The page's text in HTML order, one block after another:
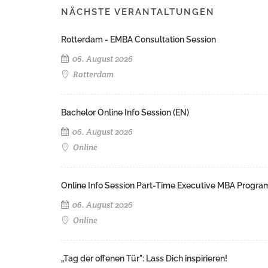
NÄCHSTE VERANTALTUNGEN
Rotterdam - EMBA Consultation Session
06. August 2026
Rotterdam
Bachelor Online Info Session (EN)
06. August 2026
Online
Online Info Session Part-Time Executive MBA
06. August 2026
Online
„Tag der offenen Tür": Lass Dich inspirieren!